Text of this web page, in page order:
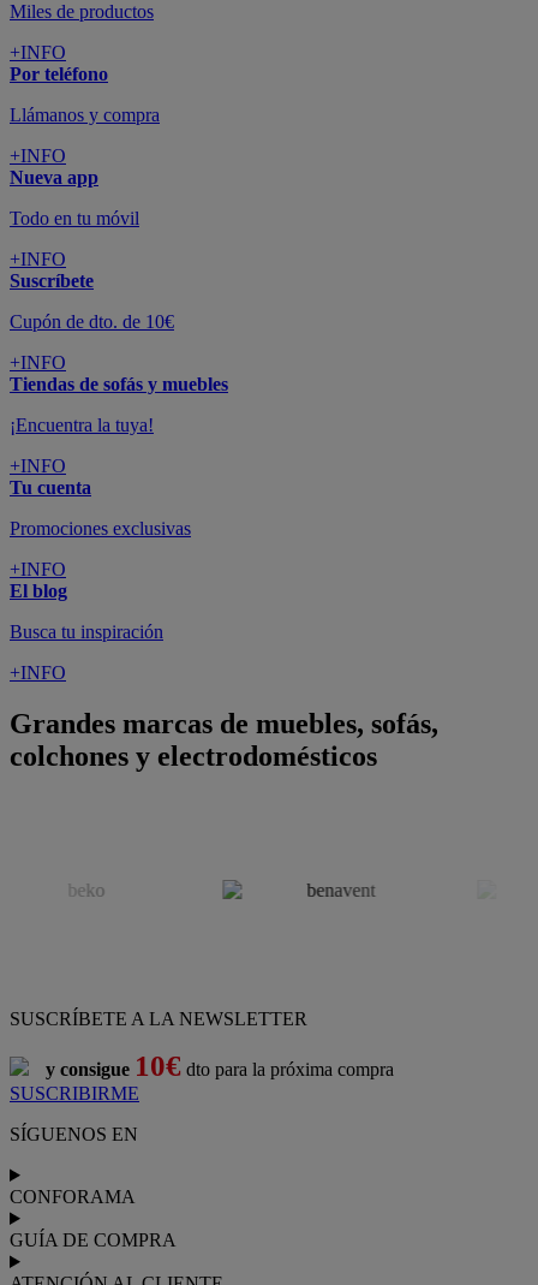
Miles de productos
+INFO
Por teléfono
Llámanos y compra
+INFO
Nueva app
Todo en tu móvil
+INFO
Suscríbete
Cupón de dto. de 10€
+INFO
Tiendas de sofás y muebles
¡Encuentra la tuya!
+INFO
Tu cuenta
Promociones exclusivas
+INFO
El blog
Busca tu inspiración
+INFO
Grandes marcas de muebles, sofás,
colchones y electrodomésticos
SUSCRÍBETE A LA NEWSLETTER
y consigue 10€ dto para la próxima compra
SUSCRIBIRME
SÍGUENOS EN
CONFORAMA
GUÍA DE COMPRA